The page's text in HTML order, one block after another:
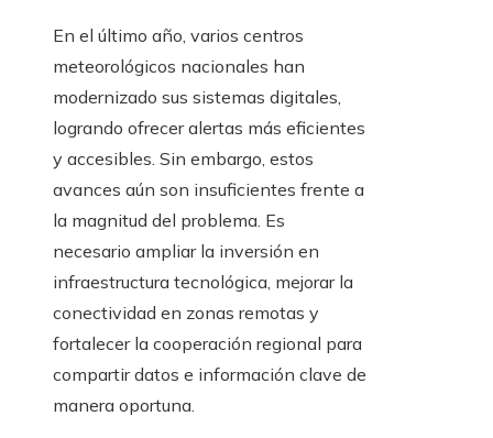
En el último año, varios centros
meteorológicos nacionales han
modernizado sus sistemas digitales,
logrando ofrecer alertas más eficientes
y accesibles. Sin embargo, estos
avances aún son insuficientes frente a
la magnitud del problema. Es
necesario ampliar la inversión en
infraestructura tecnológica, mejorar la
conectividad en zonas remotas y
fortalecer la cooperación regional para
compartir datos e información clave de
manera oportuna.